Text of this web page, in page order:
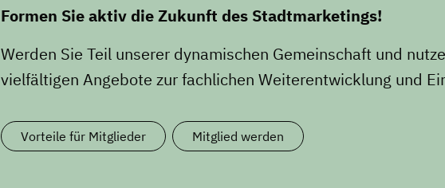
Formen Sie aktiv die Zukunft des Stadtmarketings!
Werden Sie Teil unserer dynamischen Gemeinschaft und
vielfältigen Angebote zur fachlichen Weiterentwicklung und
Vorteile für Mitglieder Mitglied werden